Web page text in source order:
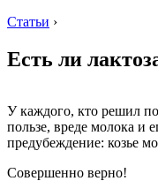
Статьи ›
Есть ли
У каждого, кто решил
пользе, вреде молока и
предубеждение: козье
Совершенно верно!